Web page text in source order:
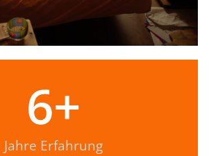
Jahre Erfahrung
6+